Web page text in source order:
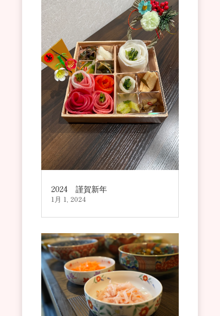
2024 謹賀新年
1月 1, 2024